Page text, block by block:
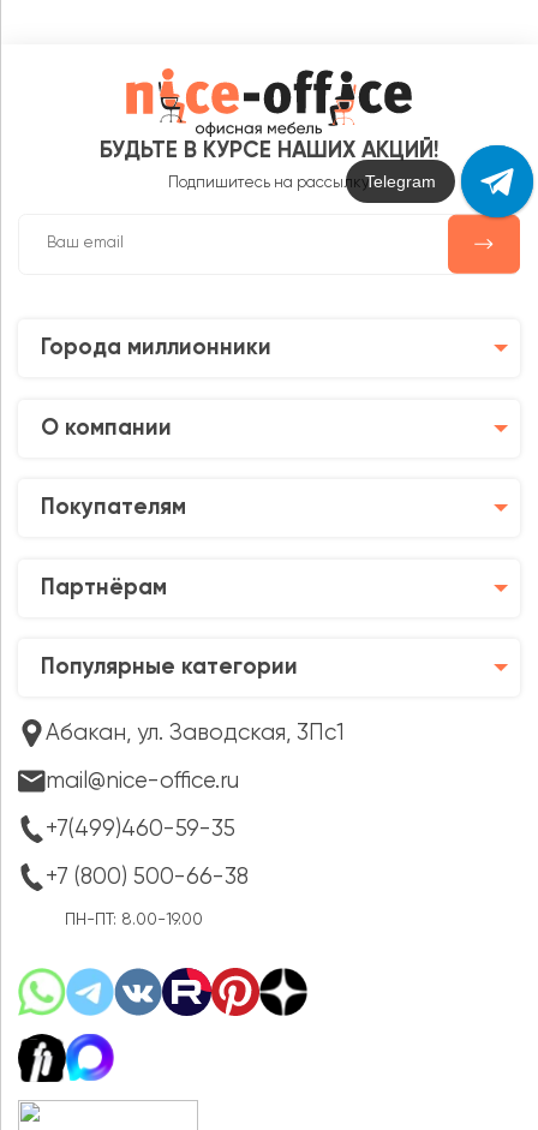
БУДЬТЕ В КУРСЕ НАШИХ АКЦИЙ!
Подпишитесь на рассылку
Города миллионники
О компании
Покупателям
Партнёрам
Популярные категории
Абакан, ул. Заводская, 3Пс1
mail@nice-office.ru
+7(499)460-59-35
+7 (800) 500-66-38
ПН-ПТ: 8.00-19.00
Max